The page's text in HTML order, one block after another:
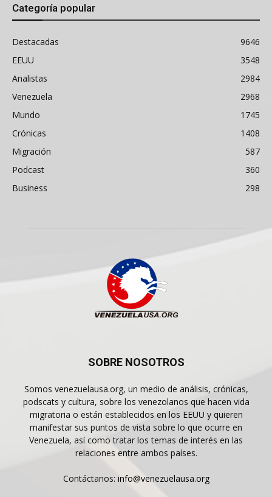
Categoría popular
Destacadas
9646
EEUU
3548
Analistas
2984
Venezuela
2968
Mundo
1745
Crónicas
1408
Migración
587
Podcast
360
Business
298
SOBRE NOSOTROS
Somos venezuelausa.org, un medio de análisis, crónicas,
podscats y cultura, sobre los venezolanos que hacen vida
migratoria o están establecidos en los EEUU y quieren
manifestar sus puntos de vista sobre lo que ocurre en
Venezuela, así como tratar los temas de interés en las
relaciones entre ambos países.
Contáctanos: info@venezuelausa.org